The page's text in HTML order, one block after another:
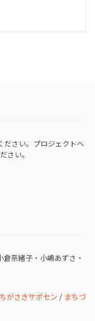
ださい。プロジェクトへ
さい。
奈緒子・小嶋あずさ・
ちがさきサポセン / まちづ